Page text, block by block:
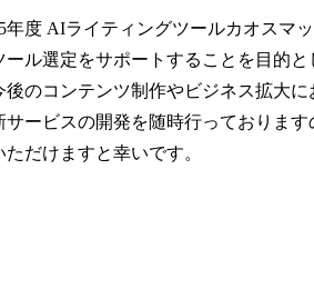
年度 AIライティングツールカオスマ
ール選定をサポートすることを目的
後のコンテンツ制作やビジネス拡大
ービスの開発を随時行っておりま
だけますと幸いです。